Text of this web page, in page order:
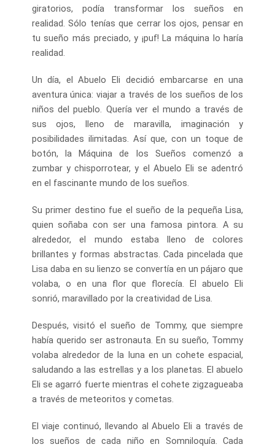
giratorios, podía transformar los sueños en
realidad. Sólo tenías que cerrar los ojos, pensar en
tu sueño más preciado, y ¡puf! La máquina lo haría
realidad.
Un día, el Abuelo Eli decidió embarcarse en una
aventura única: viajar a través de los sueños de los
niños del pueblo. Quería ver el mundo a través de
sus ojos, lleno de maravilla, imaginación y
posibilidades ilimitadas. Así que, con un toque de
botón, la Máquina de los Sueños comenzó a
zumbar y chisporrotear, y el Abuelo Eli se adentró
en el fascinante mundo de los sueños.
Su primer destino fue el sueño de la pequeña Lisa,
quien soñaba con ser una famosa pintora. A su
alrededor, el mundo estaba lleno de colores
brillantes y formas abstractas. Cada pincelada que
Lisa daba en su lienzo se convertía en un pájaro que
volaba, o en una flor que florecía. El abuelo Eli
sonrió, maravillado por la creatividad de Lisa.
Después, visitó el sueño de Tommy, que siempre
había querido ser astronauta. En su sueño, Tommy
volaba alrededor de la luna en un cohete espacial,
saludando a las estrellas y a los planetas. El abuelo
Eli se agarró fuerte mientras el cohete zigzagueaba
a través de meteoritos y cometas.
El viaje continuó, llevando al Abuelo Eli a través de
los sueños de cada niño en Somniloquía. Cada